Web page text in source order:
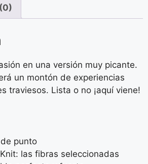
en una versión muy picante.
un montón de experiencias
traviesos. Lista o no ¡aquí viene!
punto
las fibras seleccionadas